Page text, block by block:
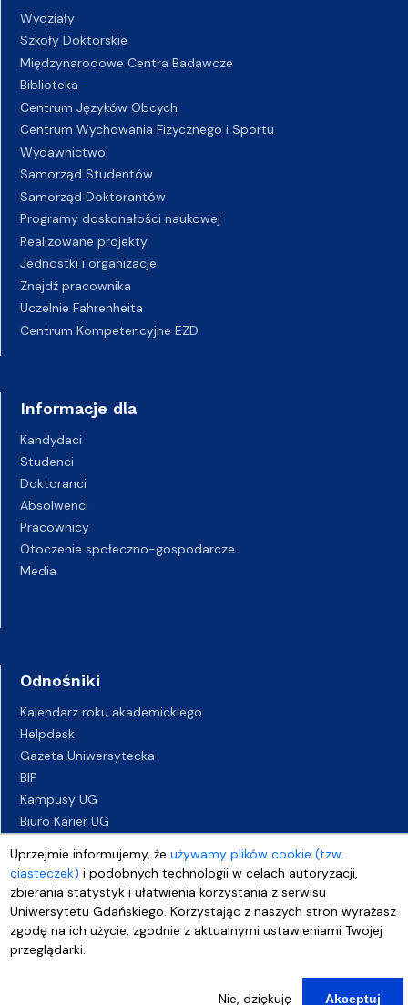
Uprzejmie informujemy, żeużywamy plików cookie (tzw.
ciasteczek) i podobnych technologii w celach autoryzacji,
zbierania statystyk i ułatwienia korzystania z serwisu
Uniwersytetu Gdańskiego. Korzystając z naszych stron wyrażasz
zgodę na ich użycie, zgodnie z aktualnymi ustawieniami Twojej
przeglądarki.
Nie, dziękuję Akceptuj
Wydziały
Szkoły Doktorskie
Międzynarodowe Centra Badawcze
Biblioteka
Centrum Języków Obcych
Centrum Wychowania Fizycznego i Sportu
Wydawnictwo
Samorząd Studentów
Samorząd Doktorantów
Programy doskonałości naukowej
Realizowane projekty
Jednostki i organizacje
Znajdź pracownika
Uczelnie Fahrenheita
Centrum Kompetencyjne EZD
Informacje dla
Kandydaci
Studenci
Doktoranci
Absolwenci
Pracownicy
Otoczenie społeczno-gospodarcze
Media
Odnośniki
Kalendarz roku akademickiego
Helpdesk
Gazeta Uniwersytecka
BIP
Kampusy UG
Biuro Karier UG
Deklaracja dostępności